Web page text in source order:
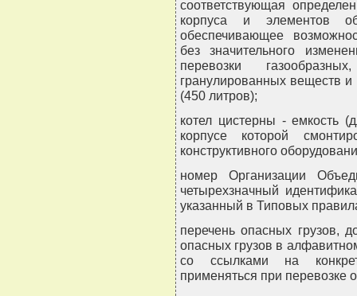
соответствующая
корпуса и элементов
обеспечивающее
без значительного
перевозки
гранулированных веществ
(450 литров);
котел цистерны - емкость
корпусе которой
конструктивного
номер Организации
четырехзначный
указанный в Типовых
перечень опасных грузов,
опасных грузов в
со ссылками на
применяться при перевозке